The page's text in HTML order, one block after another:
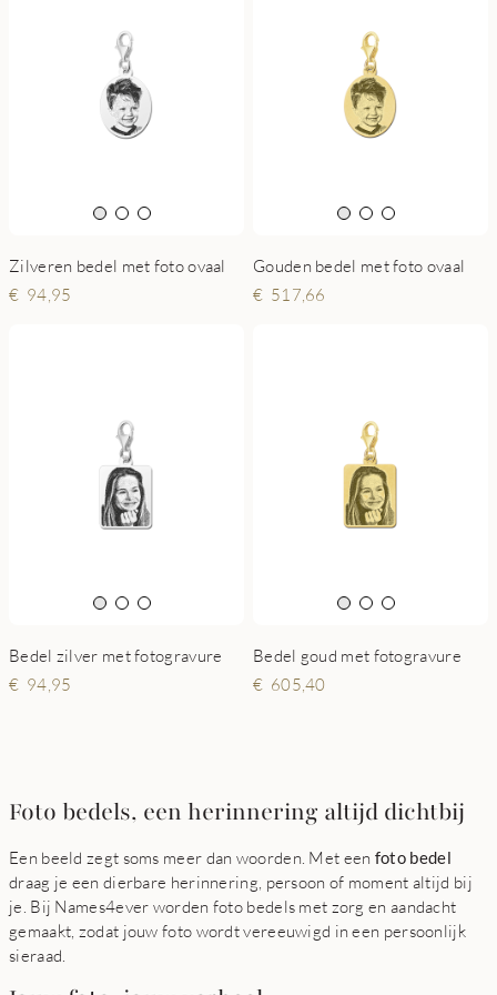
Zilveren bedel met foto ovaal
94,95
Gouden bedel met foto ovaal
517,66
Bedel zilver met fotogravure
94,95
Bedel goud met fotogravure
605,40
Foto bedels, een herinnering altijd dichtbij
Een beeld zegt soms meer dan woorden. Met een foto bedel
draag je een dierbare herinnering, persoon of moment altijd bij
je. Bij Names4ever worden foto bedels met zorg en aandacht
gemaakt, zodat jouw foto wordt vereeuwigd in een persoonlijk
sieraad.